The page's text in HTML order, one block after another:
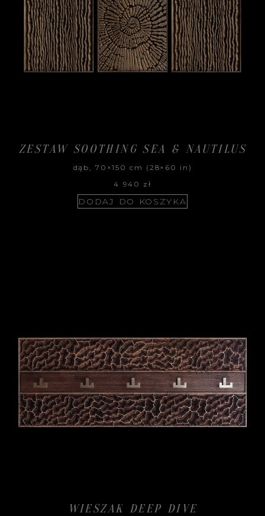
ZESTAW SOOTHING SEA & NAUTILUS
dąb, 70×150 cm (28×60 in)
4 940 zł
DODAJ DO KOSZYKA
WIESZAK DEEP DIVE